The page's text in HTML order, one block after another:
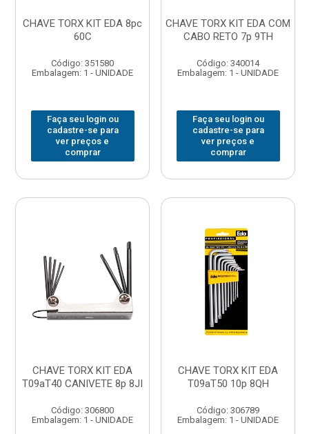
CHAVE TORX KIT EDA 8pc
60C
Código: 351580
Embalagem: 1 - UNIDADE
Faça seu login ou
cadastre-se para
ver preços e
comprar
CHAVE TORX KIT EDA COM
CABO RETO 7p 9TH
Código: 340014
Embalagem: 1 - UNIDADE
Faça seu login ou
cadastre-se para
ver preços e
comprar
CHAVE TORX KIT EDA
T09aT40 CANIVETE 8p 8JI
Código: 306800
Embalagem: 1 - UNIDADE
CHAVE TORX KIT EDA
T09aT50 10p 8QH
Código: 306789
Embalagem: 1 - UNIDADE